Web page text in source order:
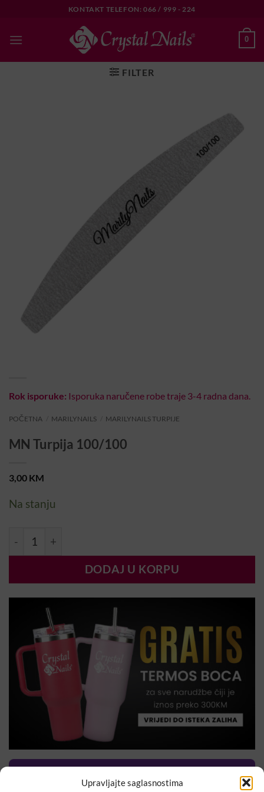
Upravljajte saglasnostima
content
KONTAKT TELEFON: 066 / 999 - 224
0
FILTER
Rok isporuke: Isporuka naručene robe traje 3-4 radna dana.
POČETNA MARILYNAILS MARILYNAILS TURPIJE
MN Turpija 100/100
3,00 KM
Na stanju
MN Turpija 100/100 količina
DODAJ U KORPU